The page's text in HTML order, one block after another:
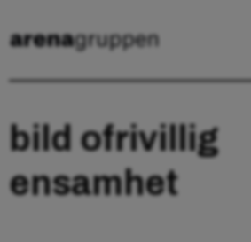
bild ofrivillig
ensamhet